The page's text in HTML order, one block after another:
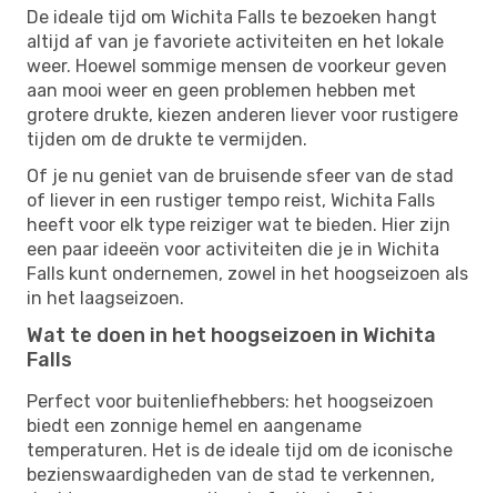
De ideale tijd om Wichita Falls te bezoeken hangt
altijd af van je favoriete activiteiten en het lokale
weer. Hoewel sommige mensen de voorkeur geven
aan mooi weer en geen problemen hebben met
grotere drukte, kiezen anderen liever voor rustigere
tijden om de drukte te vermijden.
Of je nu geniet van de bruisende sfeer van de stad
of liever in een rustiger tempo reist, Wichita Falls
heeft voor elk type reiziger wat te bieden. Hier zijn
een paar ideeën voor activiteiten die je in Wichita
Falls kunt ondernemen, zowel in het hoogseizoen als
in het laagseizoen.
Wat te doen in het hoogseizoen in Wichita
Falls
Perfect voor buitenliefhebbers: het hoogseizoen
biedt een zonnige hemel en aangename
temperaturen. Het is de ideale tijd om de iconische
bezienswaardigheden van de stad te verkennen,